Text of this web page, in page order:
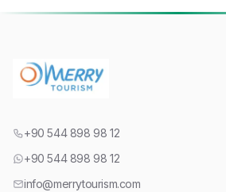
+90 544 898 98 12
+90 544 898 98 12
info@merrytourism.com